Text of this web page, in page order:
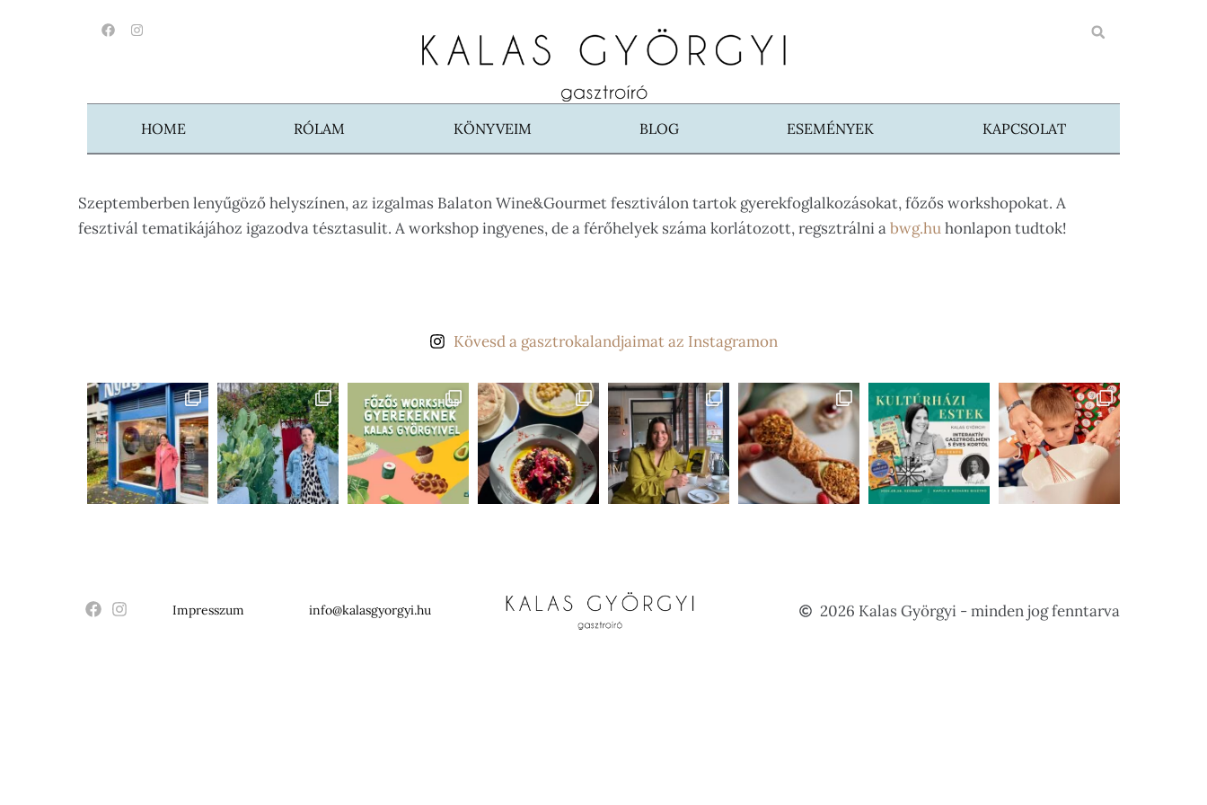
HOME RÓLAM KÖNYVEIM BLOG ESEMÉNYEK KAPCSOLAT
Szeptemberben lenyűgöző helyszínen, az izgalmas Balaton Wine&Gourmet fesztiválon tartok gyerekfoglalkozásokat, főzős workshopokat. A
fesztivál tematikájához igazodva tésztasulit. A workshop ingyenes, de a férőhelyek száma korlátozott, regsztrálni abwg.huhonlapon tudtok!
Kövesd a gasztrokalandjaimat az Instagramon
Impresszum info@kalasgyorgyi.hu 2026 Kalas Györgyi - minden jog fenntarva